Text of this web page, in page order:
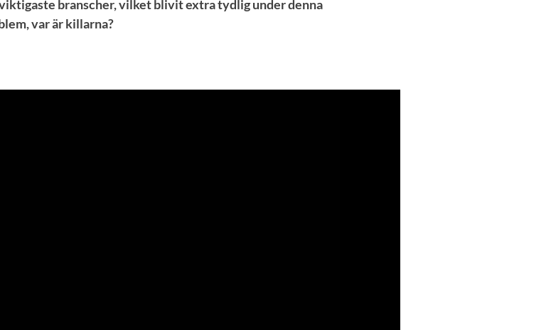
branscher, vilket blivit extra tydlig under denna
var är killarna?